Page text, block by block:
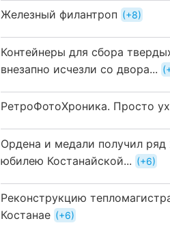
Железный филантроп +8
Контейнеры для сбора
внезапно исчезли со двора...
РетроФотоХроника. Просто
Ордена и медали получил ряд
юбилею Костанайской...
+6
Реконструкцию
Костанае
+6